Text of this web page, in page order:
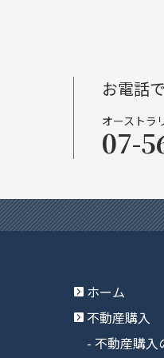
お電話
オーストラ
07-
ホーム
不動産購入
不動産購入